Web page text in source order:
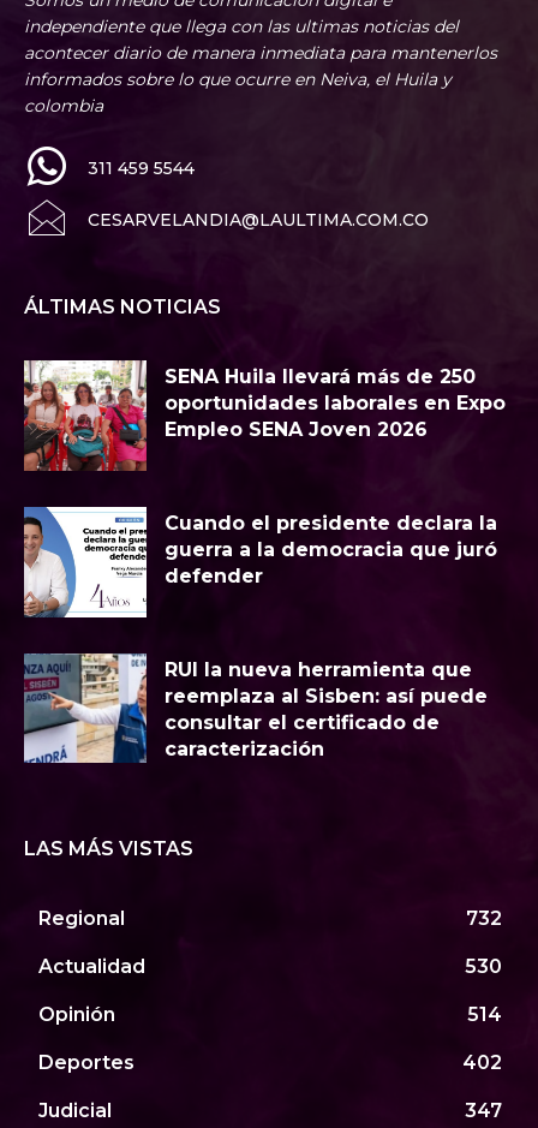
independiente que llega con las ultimas noticias del
acontecer diario de manera inmediata para mantenerlos
informados sobre lo que ocurre en Neiva, el Huila y
colombia
311 459 5544
CESARVELANDIA@LAULTIMA.COM.CO
ÁLTIMAS NOTICIAS
SENA Huila llevará más de 250
oportunidades laborales en Expo
Empleo SENA Joven 2026
Cuando el presidente declara la
guerra a la democracia que juró
defender
RUI la nueva herramienta que
reemplaza al Sisben: así puede
consultar el certificado de
caracterización
LAS MÁS VISTAS
Regional 732
Actualidad 530
Opinión 514
Deportes 402
Judicial 347